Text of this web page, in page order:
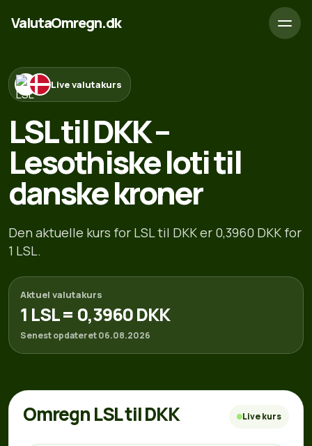
ValutaOmregn.dk
Live valutakurs
LSL til DKK –
Lesothiske loti til
danske kroner
Den aktuelle kurs for LSL til DKK er 0,3960 DKK for
1 LSL.
Aktuel valutakurs
1 LSL = 0,3960 DKK
Senest opdateret 06.08.2026
Omregn LSL til DKK Live kurs